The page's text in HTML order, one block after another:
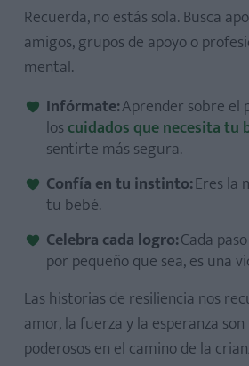
Recuerda, no estás sola. Busca
amigos, grupos de apoyo o
mental.
Infórmate:Aprender sobre
loscuidados que necesita tu
sentirte más segura.
Confía en tu instinto:Eres la
tu bebé.
Celebra cada logro:Cada
por pequeño que sea, es una
Las historias de resiliencia nos
amor, la fuerza y la esperanza
poderosos en el camino de la